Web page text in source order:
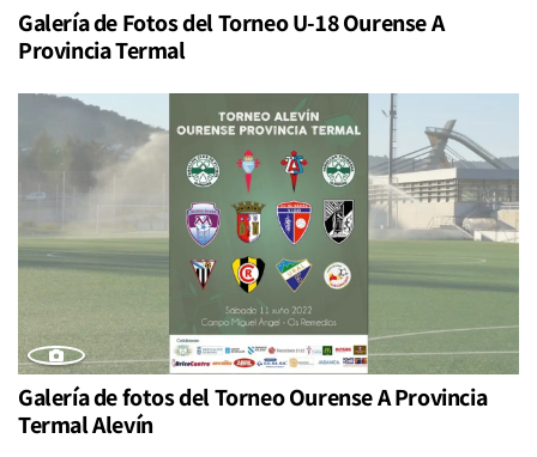
Galería de Fotos del Torneo U-18 Ourense A
Provincia Termal
Galería de fotos del Torneo Ourense A Provincia
Termal Alevín